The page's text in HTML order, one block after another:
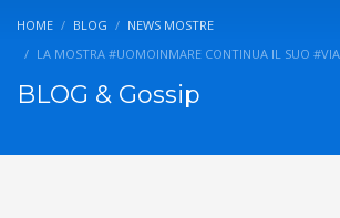
HOME BLOG
NEWS MOSTRE
LA MOSTRA #UOMOINMARE CONTINUA IL SUO
BLOG & Gossip